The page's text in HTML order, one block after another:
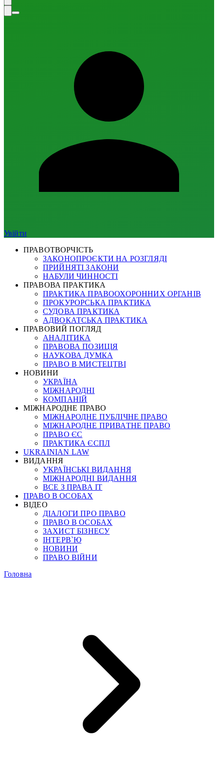
Увійти
ПРАВОТВОРЧІСТЬ
ЗАКОНОПРОЄКТИ НА РОЗГЛЯДІ
ПРИЙНЯТІ ЗАКОНИ
НАБУЛИ ЧИННОСТІ
ПРАВОВА ПРАКТИКА
ПРАКТИКА ПРАВООХОРОННИХ ОРГАНІВ
ПРОКУРОРСЬКА ПРАКТИКА
СУДОВА ПРАКТИКА
АДВОКАТСЬКА ПРАКТИКА
ПРАВОВИЙ ПОГЛЯД
АНАЛІТИКА
ПРАВОВА ПОЗИЦІЯ
НАУКОВА ДУМКА
ПРАВО В МИСТЕЦТВІ
НОВИНИ
УКРАЇНА
МІЖНАРОДНІ
КОМПАНІЙ
МІЖНАРОДНЕ ПРАВО
МІЖНАРОДНЕ ПУБЛІЧНЕ ПРАВО
МІЖНАРОДНЕ ПРИВАТНЕ ПРАВО
ПРАВО ЄС
ПРАКТИКА ЄСПЛ
UKRAINIAN LAW
ВИДАННЯ
УКРАЇНСЬКІ ВИДАННЯ
МІЖНАРОДНІ ВИДАННЯ
ВСЕ З ПРАВА ІТ
ПРАВО В ОСОБАХ
ВІДЕО
ДІАЛОГИ ПРО ПРАВО
ПРАВО В ОСОБАХ
ЗАХИСТ БІЗНЕСУ
ІНТЕРВ`Ю
НОВИНИ
ПРАВО ВІЙНИ
Головна